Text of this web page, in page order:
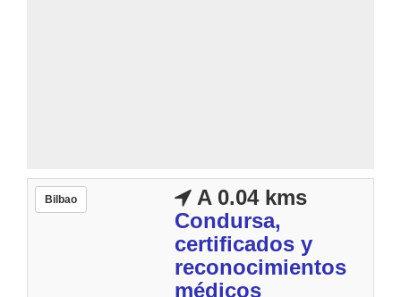
Bilbao
A 0.04 kms
Condursa,
certificados y
reconocimientos
médicos